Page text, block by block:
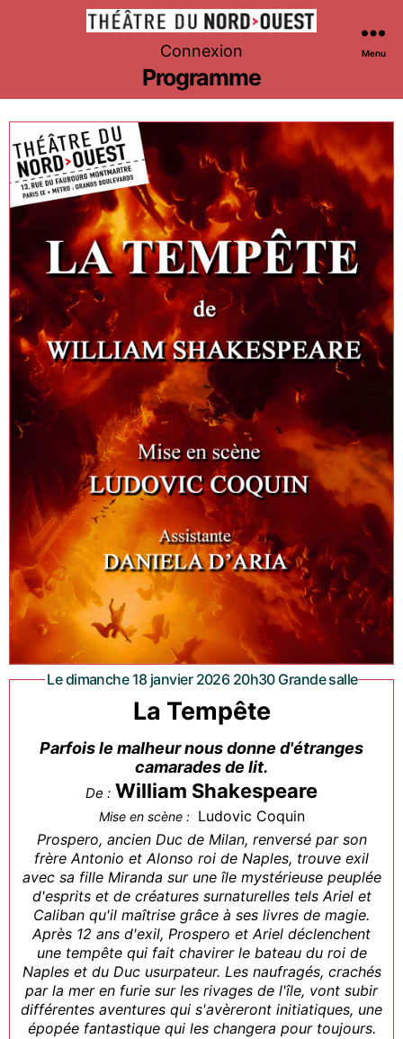
Théâtre
du
Nord-
Ouest
Connexion Menu
Programme
Le dimanche 18 janvier 2026 20h30 Grande salle
La Tempête
Parfois le malheur nous donne d'étranges
camarades de lit.
De : William Shakespeare
Mise en scène : Ludovic Coquin
Prospero, ancien Duc de Milan, renversé par son
frère Antonio et Alonso roi de Naples, trouve exil
avec sa fille Miranda sur une île mystérieuse peuplée
d'esprits et de créatures surnaturelles tels Ariel et
Caliban qu'il maîtrise grâce à ses livres de magie.
Après 12 ans d'exil, Prospero et Ariel déclenchent
une tempête qui fait chavirer le bateau du roi de
Naples et du Duc usurpateur. Les naufragés, crachés
par la mer en furie sur les rivages de l'île, vont subir
différentes aventures qui s'avèreront initiatiques, une
épopée fantastique qui les changera pour toujours.